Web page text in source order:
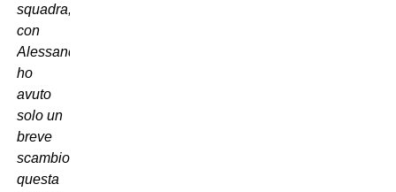
squadra,
con
Alessandro
ho
avuto
solo un
breve
scambio
questa